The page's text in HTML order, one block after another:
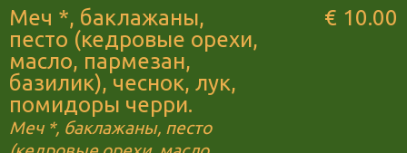
Меч *, баклажаны,
песто (кедровые орехи,
масло, пармезан,
базилик), чеснок, лук,
помидоры черри.
Меч *, баклажаны, песто
€ 10.00